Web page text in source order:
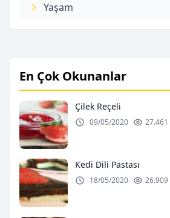
Yaşam
En Çok Okunanlar
Çilek Reçeli
09/05/2020 27.461
Kedi Dili Pastası
18/05/2020 26.909